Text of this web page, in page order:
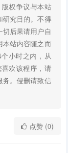
权争议与本站
研究目的。不得
后果请用户自
本站内容随之而
小时之内，从
欢该程序，请
务。侵删请致信
点赞 (0)